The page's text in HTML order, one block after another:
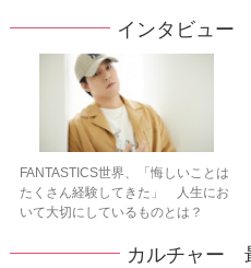
インタビュー
FANTASTICS世界、「悔しいことは
たくさん経験してきた」 人生にお
いて大切にしているものとは？
カルチャー